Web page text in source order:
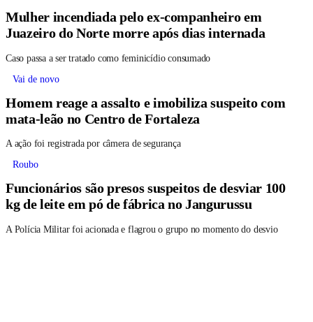
Mulher incendiada pelo ex-companheiro em
Juazeiro do Norte morre após dias internada
Caso passa a ser tratado como feminicídio consumado
Vai de novo
Homem reage a assalto e imobiliza suspeito com
mata-leão no Centro de Fortaleza
A ação foi registrada por câmera de segurança
Roubo
Funcionários são presos suspeitos de desviar 100
kg de leite em pó de fábrica no Jangurussu
A Polícia Militar foi acionada e flagrou o grupo no momento do desvio